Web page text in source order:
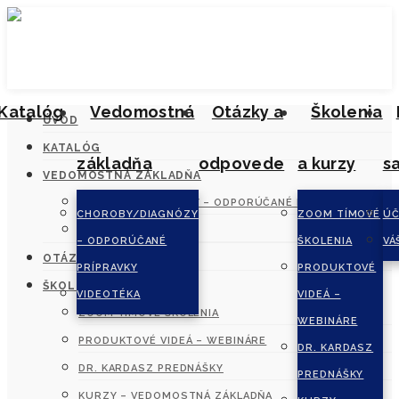
Vedomostná
základňa
CHOROBY/DIAGNÓZY
– ODPORÚČANÉ
PRÍPRAVKY
VIDEOTÉKA
Otázky a
odpovede
Školenia
a kurzy
ZOOM TÍMOVÉ
ŠKOLENIA
PRODUKTOVÉ
VIDEÁ –
WEBINÁRE
DR. KARDASZ
PREDNÁŠKY
ÚVOD
KATALÓG
VEDOMOSTNÁ ZÁKLADŇA
CHOROBY/DIAGNÓZY – ODPORÚČANÉ PRÍPRAVKY
OTÁZKY A ODPOVEDE
ŠKOLENIA A KURZY
ZOOM TÍMOVÉ ŠKOLENIA
PRODUKTOVÉ VIDEÁ – WEBINÁRE
DR. KARDASZ PREDNÁŠKY
KURZY – VEDOMOSTNÁ ZÁKLADŇA